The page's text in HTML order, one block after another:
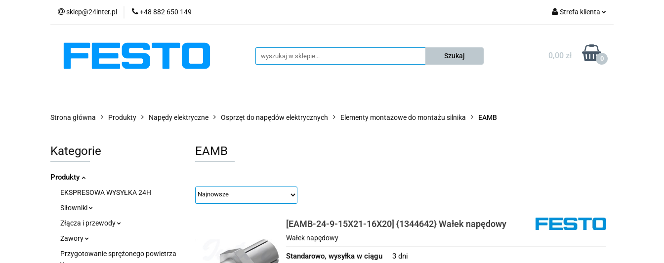
sklep@24inter.pl +48 882 650 149 Strefa klienta
Zarejestruj się
Dodaj zgłoszenie
0,00 zł 0
PRODUKTY
AKTUALNOŚCI KONTAKT KSP
Strona główna Produkty Napędy elektryczne Osprzęt do napędów elektrycznych Elementy montażowe do montażu silnika EAMB
Kategorie
Produkty
EKSPRESOWA WYSYŁKA 24H
Siłowniki
Złącza i przewody
Zawory
Przygotowanie sprężonego powietrza
EAMB
[EAMB-24-9-15X21-16X20] {1344642} Wałek napędowy
Wałek napędowy
Standarowo, wysyłka w ciągu
3 dni